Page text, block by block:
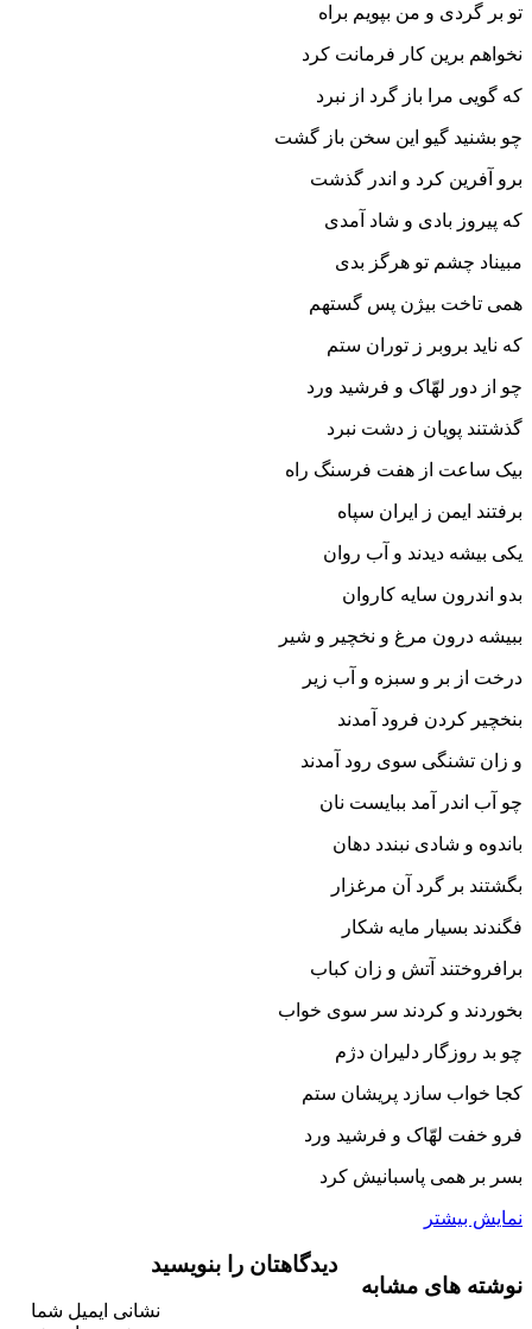
تو بر گردى و من بپویم براه‏
نخواهم برین کار فرمانت کرد
که گویى مرا باز گرد از نبرد
چو بشنید گیو این سخن باز گشت
برو آفرین کرد و اندر گذشت‏
که پیروز بادى و شاد آمدى
مبیناد چشم تو هرگز بدى‏
همى تاخت بیژن پس گستهم
که ناید بروبر ز توران ستم‏
چو از دور لهّاک و فرشید ورد
گذشتند پویان ز دشت نبرد
بیک ساعت از هفت فرسنگ راه
برفتند ایمن ز ایران سپاه‏
یکى بیشه دیدند و آب روان
بدو اندرون سایه کاروان‏
ببیشه درون مرغ و نخچیر و شیر
درخت از بر و سبزه و آب زیر
بنخچیر کردن فرود آمدند
و زان تشنگى سوى رود آمدند
چو آب اندر آمد ببایست نان
باندوه و شادى نبندد دهان‏
بگشتند بر گرد آن مرغزار
فگندند بسیار مایه شکار
برافروختند آتش و زان کباب
بخوردند و کردند سر سوى خواب‏
چو بد روزگار دلیران دژم
کجا خواب سازد پریشان ستم‏
فرو خفت لهّاک و فرشید ورد
بسر بر همى پاسبانیش کرد
نمایش بیشتر
نوشته های مشابه
دیدگاهتان را بنویسید
نشانی ایمیل شما